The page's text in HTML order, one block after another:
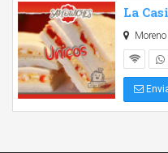
La